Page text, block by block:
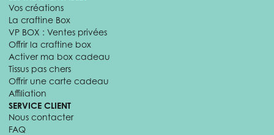
Vos créations
La craftine Box
VP BOX : Ventes privées
Offrir la craftine box
Activer ma box cadeau
Tissus pas chers
Offrir une carte cadeau
Affiliation
SERVICE CLIENT
Nous contacter
FAQ